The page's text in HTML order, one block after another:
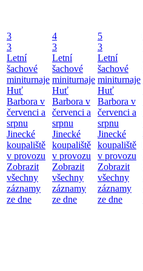
3
3
Letní
šachové
miniturnaje
Huť
Barbora v
červenci a
srpnu
Jinecké
koupaliště
v provozu
Zobrazit
všechny
záznamy
ze dne
4
3
Letní
šachové
miniturnaje
Huť
Barbora v
červenci a
srpnu
Jinecké
koupaliště
v provozu
Zobrazit
všechny
záznamy
ze dne
5
3
Letní
šachové
miniturnaje
Huť
Barbora v
červenci a
srpnu
Jinecké
koupaliště
v provozu
Zobrazit
všechny
záznamy
ze dne